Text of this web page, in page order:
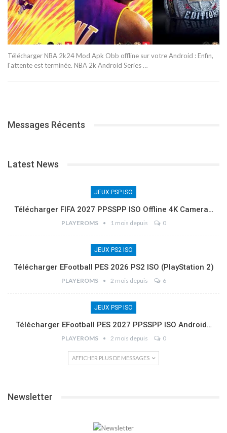
Télécharger NBA 2k24 Mod Apk Obb offline sur votre Android : Enfin,
l'attente est terminée. NBA 2k Android Series …
Messages Récents
Latest News
JEUX PSP ISO
Télécharger FIFA 2027 PPSSPP ISO Offline 4K Camera…
PLAYEROMS 1 mois depuis 0
JEUX PS2 ISO
Télécharger EFootball PES 2026 PS2 ISO (PlayStation 2)
PLAYEROMS 2 mois depuis 6
JEUX PSP ISO
Télécharger EFootball PES 2027 PPSSPP ISO Android…
PLAYEROMS 2 mois depuis 0
AFFICHER PLUS DE MESSAGES
Newsletter